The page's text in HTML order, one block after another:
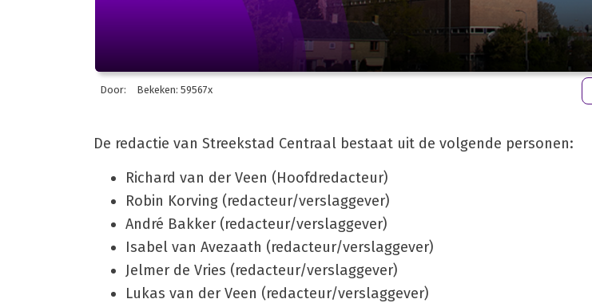
Door: Bekeken: 59567x
De redactie van Streekstad Centraal bestaat uit de volgende personen:
Richard van der Veen (Hoofdredacteur)
Robin Korving (redacteur/verslaggever)
André Bakker (redacteur/verslaggever)
Isabel van Avezaath (redacteur/verslaggever)
Jelmer de Vries (redacteur/verslaggever)
Lukas van der Veen (redacteur/verslaggever)